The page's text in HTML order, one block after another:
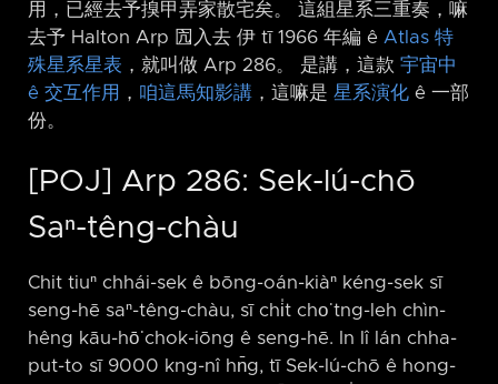
用，已經去予搝甲弄家散宅矣。 這組星系三重奏，嘛
去予 Halton Arp 囥入去 伊 tī 1966 年編 ê Atlas 特
殊星系星表 ，就叫做 Arp 286。 是講，這款 宇宙中
ê 交互作用
， 咱這馬知影講 ，這嘛是 星系演化 ê 一部
份。
[POJ] Arp 286: Sek-lú-chō
Saⁿ-têng-chàu
Chit tiuⁿ chhái-sek ê bōng-oán-kiàⁿ kéng-sek sī
seng-hē saⁿ-têng-chàu, sī chi̍t cho͘ tng-leh chìn-
hêng kāu-hō͘ chok-iōng ê seng-hē. In lî lán chha-
put-to sī 9000 kng-nî hn̄g, tī Sek-lú-chō ê hong-